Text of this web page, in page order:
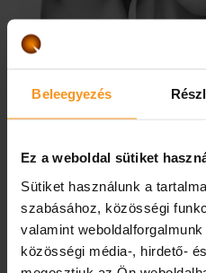
Beleegyezés
Ez a weboldal sütiket
Sütiket használunk a
szabásához, közösségi
valamint
közösségi média-, hirdető-
A következő lépésben tudja